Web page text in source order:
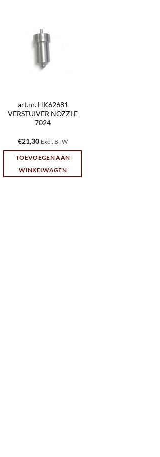
art.nr. HK62681
VERSTUIVER NOZZLE
7024
€21,30 Excl. BTW
TOEVOEGEN AAN
WINKELWAGEN